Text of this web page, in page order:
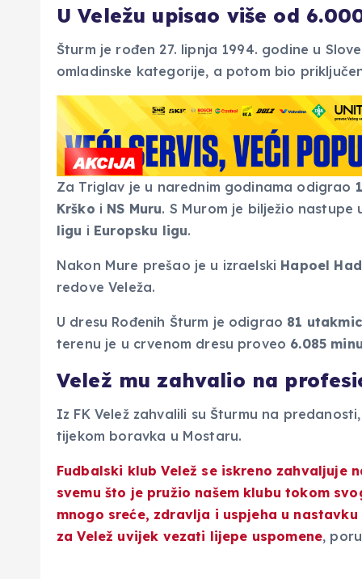
U Veležu upisao više od
Šturm je rođen 27. lipnja 1994. godine u
omladinske kategorije, a potom bio
Za Triglav je u narednim godinama odigrao
Krško i NS Muru. S Murom je bilježio nastupe
ligu i Europsku ligu.
Nakon Mure prešao je u izraelski Hapoel
redove Veleža.
U dresu Rođenih Šturm je odigrao 81
terenu je u crvenom dresu proveo 6.085
Velež mu zahvalio na
Iz FK Velež zahvalili su Šturmu na
tijekom boravka u Mostaru.
Fudbalski klub Velež se iskreno zahvaljuje
svemu što je pružio našem klubu tokom
mnogo sreće, zdravlja i uspjeha u
za Velež uvijek vezati lijepe uspomene,